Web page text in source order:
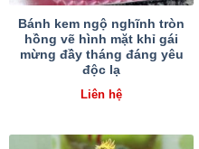
Bánh kem ngộ nghĩnh tròn
hồng vẽ hình mặt khỉ gái
mừng đầy tháng đáng yêu
độc lạ
Liên hệ